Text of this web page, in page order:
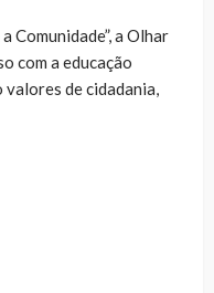
Comunidade”, a Olhar
com a educação
de cidadania,